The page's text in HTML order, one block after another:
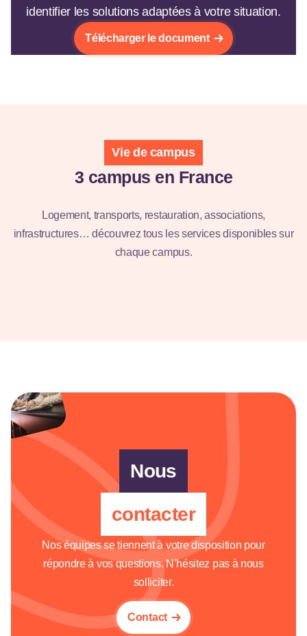
identifier les solutions adaptées à votre situation.
Télécharger le document
Vie de campus
3 campus en France
Logement, transports, restauration, associations,
infrastructures… découvrez tous les services disponibles sur
chaque campus.
Bordeaux
Nous
contacter
Nos équipes se tiennent à votre disposition pour
répondre à vos questions. N’hésitez pas à nous
solliciter.
Contact